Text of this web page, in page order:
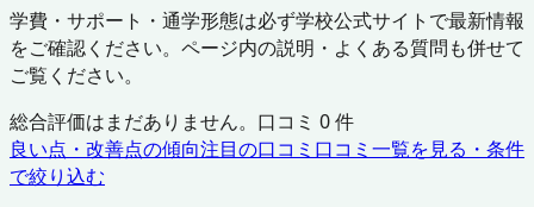
学費・サポート・通学形態は必ず学校公式サイトで最新情報
をご確認ください。ページ内の説明・よくある質問も併せて
ご覧ください。
総合評価はまだありません。口コミ 0件
良い点・改善点の傾向注目の口コミ 口コミ一覧を見る・条件
で絞り込む